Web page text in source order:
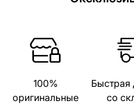
100%
оригинальные
Быстрая
со